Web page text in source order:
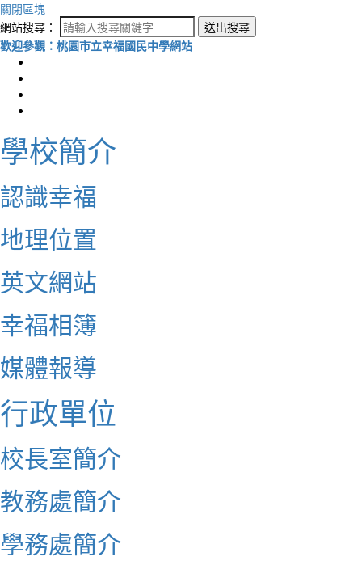
關閉區塊
網站搜尋：
送出搜尋
歡迎參觀：桃園市立幸福國民中學網站
學校簡介
認識幸福
地理位置
英文網站
幸福相簿
媒體報導
行政單位
校長室簡介
教務處簡介
學務處簡介